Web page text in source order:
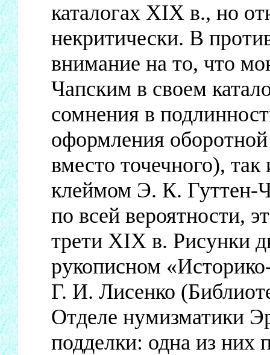
каталогах XIX в., но
некритически. В
внимание на то, что
Чапским в своем
сомнения в
оформления
вместо точечного),
клеймом Э. К. Гуттен-
по всей вероятности,
трети XIX в. Рисунки
рукописном
Г. И. Лисенко
Отделе нумизматики
подделки: одна из них